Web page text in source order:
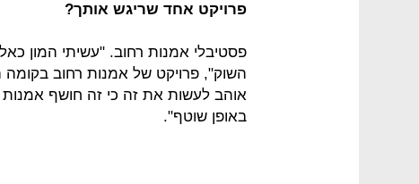
פרויקט אחד שריגש אותך?
פסטיבלי אמנות רחוב. "עשיתי המון
השוק", פרויקט של אמנות רחוב
אוהב לעשות את זה כי זה חושף
באופן שוטף".